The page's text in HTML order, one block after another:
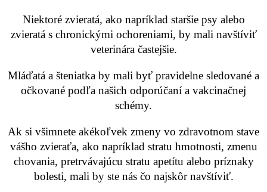
Niektoré zvieratá, ako napríklad staršie psy alebo
zvieratá s chronickými ochoreniami, by mali navštíviť
veterinára častejšie.
Mláďatá a šteniatka by mali byť pravidelne sledované a
očkované podľa našich odporúčaní a vakcinačnej
schémy.
Ak si všimnete akékoľvek zmeny vo zdravotnom stave
vášho zvieraťa, ako napríklad stratu hmotnosti, zmenu
chovania, pretrvávajúcu stratu apetítu alebo príznaky
bolesti, mali by ste nás čo najskôr navštíviť.